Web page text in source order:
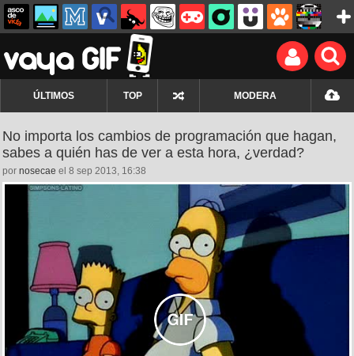
ÚLTIMOS TOP MODERA
No importa los cambios de programación que hagan,
sabes a quién has de ver a esta hora, ¿verdad?
por nosecae el 8 sep 2013, 16:38